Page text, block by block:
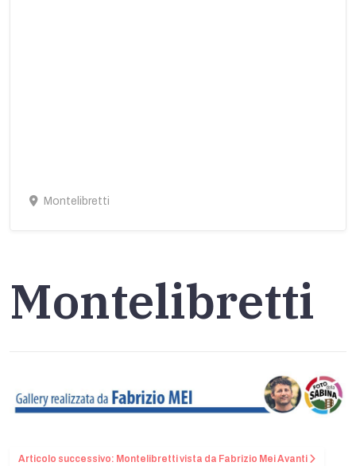
Montelibretti
Montelibretti
Articolo successivo: Montelibretti vista da Fabrizio MeiAvanti